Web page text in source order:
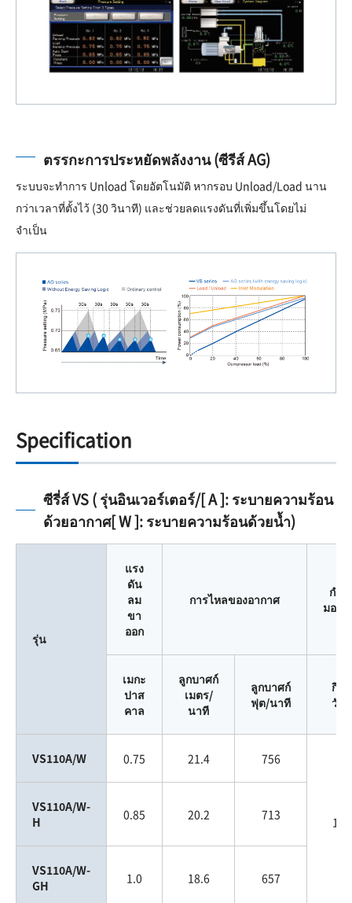
ตรรกะการประหยัดพลังงาน (ซีรีส์ AG)
ระบบจะทำการ Unload โดยอัตโนมัติ หากรอบ Unload/Load นาน
กว่าเวลาที่ตั้งไว้ (30 วินาที) และช่วยลดแรงดันที่เพิ่มขึ้นโดยไม่
จำเป็น
Specification
ซีรี่ส์ VS ( รุ่นอินเวอร์เตอร์/[ A ]: ระบายความร้อน
ด้วยอากาศ[ W ]: ระบายความร้อนด้วยน้ำ)
รุ่น
แรง
ดัน
ลม
ขา
ออก
การไหลของอากาศ
กำลั
มอเต
เมกะ
ปาส
คาล
ลูกบาศก์
เมตร/
นาที
ลูกบาศก์
ฟุต/นาที
กิโล
วัตต์
VS110A/W 0.75 21.4 756
110
VS110A/W-
H
0.85 20.2 713
VS110A/W-
GH
1.0 18.6 657